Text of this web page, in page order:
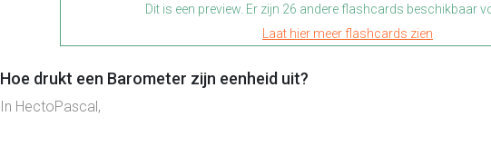
Dit is een preview. Er zijn 26 andere flashcards beschikbaar
Laat hier meer flashcards zien
Hoe drukt een Barometer zijn eenheid uit?
In HectoPascal,